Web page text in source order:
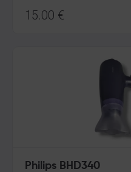
15.00 €
Philips BHD340